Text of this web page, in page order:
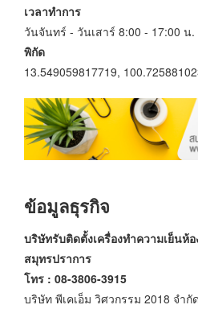
เวลาทำการ
วันจันทร์ - วันเสาร์ 8:00 - 17:00 น.
พิกัด
13.549059817719,
ข้อมูลธุรกิจ
บริษัทรับติดตั้งเครื่องทำความเย็นห้
สมุทรปราการ
โทร : 08-3806-3915
บริษัท พีเคเอ็ม วิศวกรรม 2018 จำ